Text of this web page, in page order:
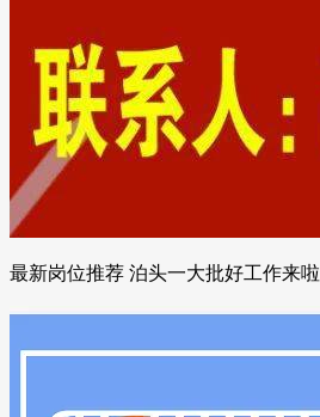
最新岗位推荐 泊头一大批好工作来啦